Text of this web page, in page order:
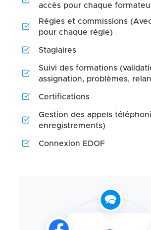
accès pour chaque
Régies et commissions
pour chaque régie)
Stagiaires
Suivi des formations
assignation, problèmes,
Certifications
Gestion des appels
enregistrements)
Connexion EDOF